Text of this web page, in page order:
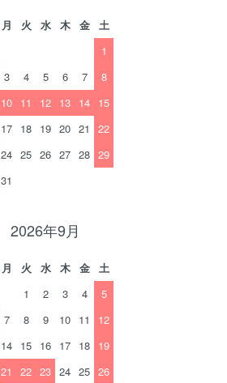
月 火 水 木 金
土
1
3 4 5 6 7
8
10 11 12 13 14 15
17 18 19 20 21
22
24 25 26 27 28 29
31
2026年9月
月 火 水 木 金
土
1
2 3 4
5
7 8 9 10 11
12
14 15 16 17 18 19
21 22 23 24 25 26